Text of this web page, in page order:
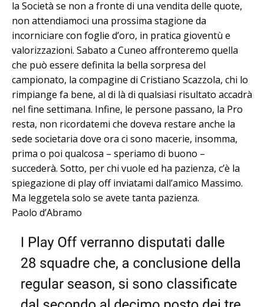
la Società se non a fronte di una vendita delle quote,
non attendiamoci una prossima stagione da
incorniciare con foglie d’oro, in pratica gioventù e
valorizzazioni. Sabato a Cuneo affronteremo quella
che può essere definita la bella sorpresa del
campionato, la compagine di Cristiano Scazzola, chi lo
rimpiange fa bene, al di là di qualsiasi risultato accadrà
nel fine settimana. Infine, le persone passano, la Pro
resta, non ricordatemi che doveva restare anche la
sede societaria dove ora ci sono macerie, insomma,
prima o poi qualcosa – speriamo di buono –
succederà. Sotto, per chi vuole ed ha pazienza, c’è la
spiegazione di play off inviatami dall’amico Massimo.
Ma leggetela solo se avete tanta pazienza.
Paolo d’Abramo